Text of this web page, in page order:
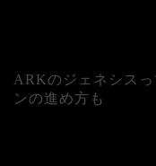
ARKのジェネシス
ンの進め方も